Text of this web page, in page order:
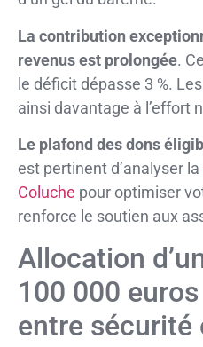
La contribution
revenus est prolongée.
le déficit dépasse 3 %.
ainsi davantage à l’effort
Le plafond des dons
est pertinent d’analyser la
Coluche pour optimiser
renforce le soutien aux
Allocation
100 000
entre sécurité